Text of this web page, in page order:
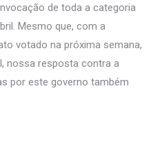
de toda a categoria
Mesmo que, com a
votado na próxima semana,
nossa resposta contra a
por este governo também